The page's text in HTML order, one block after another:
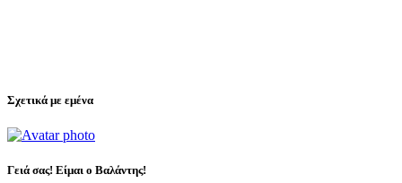
Σχετικά με εμένα
Γειά σας! Είμαι ο Βαλάντης!